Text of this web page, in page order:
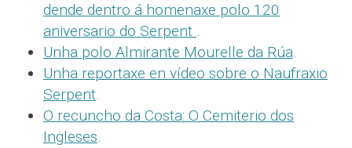
dende dentro á homenaxe polo 120
aniversario do Serpent .
Unha polo Almirante Mourelle da Rúa.
Unha reportaxe en vídeo sobre o Naufraxio
Serpent.
O recuncho da Costa: O Cemiterio dos
Ingleses.